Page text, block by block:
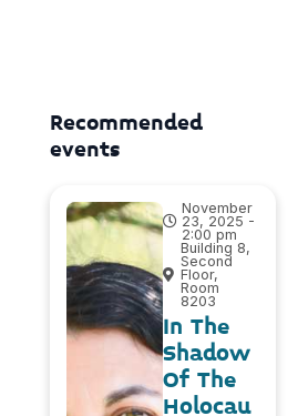
Recommended
events
November
23, 2025 -
2:00 pm
Building 8,
Second
Floor,
Room
8203
In The
Shadow
Of The
Holocau